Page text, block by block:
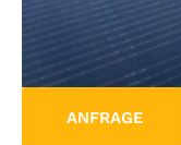
ANFRAGE